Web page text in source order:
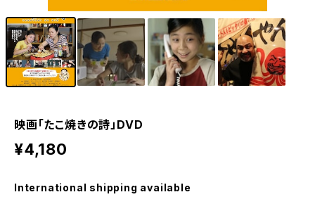
映画「たこ焼きの詩」DVD
¥4,180
International shipping available